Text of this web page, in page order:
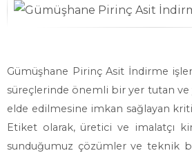
Gümüşhane Pirinç Asit İndirme
süreçlerinde önemli bir yer tutan
elde edilmesine imkan sağlayan
Etiket olarak, üretici ve imalatçı
sunduğumuz çözümler ve teknik